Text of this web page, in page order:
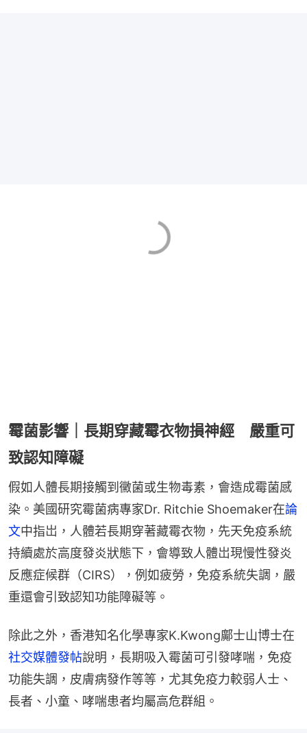
霉菌影響｜長期穿藏霉衣物損神經 嚴重可
致認知障礙
假如人體長期接觸到黴菌或生物毒素，會造成霉菌感
染。美國研究霉菌病專家Dr. Ritchie Shoemaker在論
文中指岀，人體若長期穿著藏霉衣物，先天免疫系統
持續處於高度發炎狀態下，會導致人體岀現慢性發炎
反應症候群（CIRS），例如疲勞，免疫系統失調，嚴
重還會引致認知功能障礙等。
除此之外，香港知名化學專家K.Kwong鄺士山博士在
社交媒體發帖說明，長期吸入霉菌可引發哮喘，免疫
功能失調，皮膚病發作等等，尤其免疫力較弱人士、
長者、小童、哮喘患者均屬高危群組。